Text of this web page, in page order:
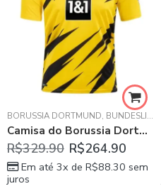
BORUSSIA DORTMUND, BUNDESLIGA
Camisa do Borussia Dortmund I 20/21
R$329.90 R$264.90
Em até 3x de R$88.30 sem
juros